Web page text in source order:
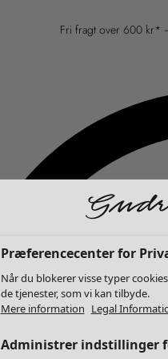
Fri fragt over 600 kr*
Præferencecenter for
Når du blokerer visse typer
de tjenester, som vi kan tilbyde.
Mere information Legal
Administrer indstillinger